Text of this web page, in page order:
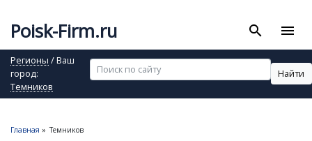
Poisk-Firm.ru search menu
Регионы / Ваш
город:
Темников
Найти
Главная » Темников